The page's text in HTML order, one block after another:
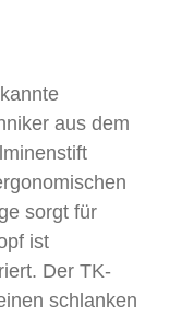
aus dem
sorgt für
ist
Der TK-
schlanken